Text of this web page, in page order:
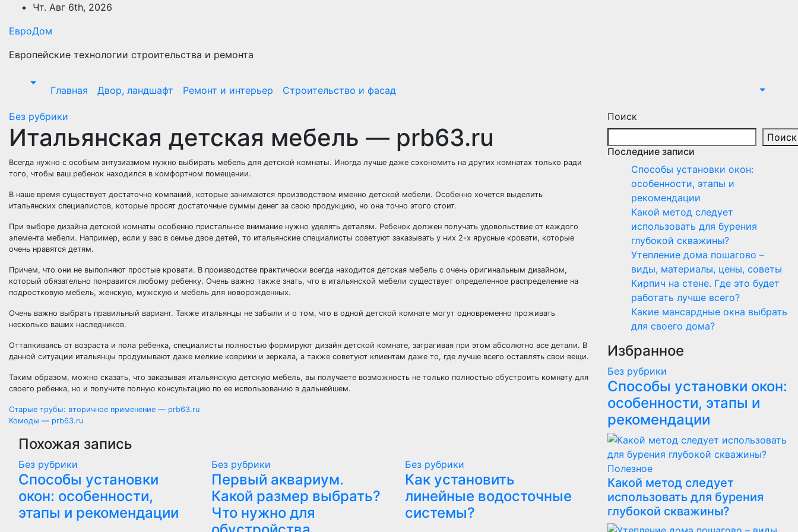
Перейти
содержимому
Чт. Авг 6th, 2026
ЕвроДом
Европейские технологии строительства и ремонта
Главная Двор, ландшафт Ремонт и интерьер Строительство и фасад
Без рубрики
Итальянская детская мебель — prb63.ru
Всегда нужно с особым энтузиазмом нужно выбирать мебель для детской комнаты. Иногда лучше даже сэкономить на других комнатах только ради
того, чтобы ваш ребенок находился в комфортном помещении.
В наше время существует достаточно компаний, которые занимаются производством именно детской мебели. Особенно хочется выделить
итальянских специалистов, которые просят достаточные суммы денег за свою продукцию, но она точно этого стоит.
При выборе дизайна детской комнаты особенно пристальное внимание нужно уделять деталям. Ребенок должен получать удовольствие от каждого
элемента мебели. Например, если у вас в семье двое детей, то итальянские специалисты советуют заказывать у них 2-х ярусные кровати, которые
очень нравятся детям.
Причем, что они не выполняют простые кровати. В производстве практически всегда находится детская мебель с очень оригинальным дизайном,
который обязательно понравится любому ребенку. Очень важно также знать, что в итальянской мебели существует определенное распределение на
подростковую мебель, женскую, мужскую и мебель для новорожденных.
Очень важно выбрать правильный вариант. Также итальянцы не забыли и о том, что в одной детской комнате могут одновременно проживать
несколько ваших наследников.
Отталкиваясь от возраста и пола ребенка, специалисты полностью формируют дизайн детской комнате, затрагивая при этом абсолютно все детали. В
данной ситуации итальянцы продумывают даже мелкие коврики и зеркала, а также советуют клиентам даже то, где лучше всего оставлять свои вещи.
Таким образом, можно сказать, что заказывая итальянскую детскую мебель, вы получаете возможность не только полностью обустроить комнату для
своего ребенка, но и получите полную консультацию по ее использованию в дальнейшем.
Навигация
по
записям
Старые трубы: вторичное применение — prb63.ru
Комоды — prb63.ru
Похожая запись
Без рубрики
Способы установки
окон: особенности,
этапы и рекомендации
Без рубрики
Первый аквариум.
Какой размер выбрать?
Что нужно для
Без рубрики
Как установить
линейные водосточные
системы?
Поиск
Поиск
Последние записи
Способы установки окон:
особенности, этапы и
рекомендации
Какой метод следует
использовать для бурения
глубокой скважины?
Утепление дома пошагово –
виды, материалы, цены, советы
Кирпич на стене. Где это будет
работать лучше всего?
Какие мансардные окна выбрать
для своего дома?
Избранное
Без рубрики
Способы установки окон:
особенности, этапы и
рекомендации
Полезнoe
Какой метод следует
использовать для бурения
глубокой скважины?